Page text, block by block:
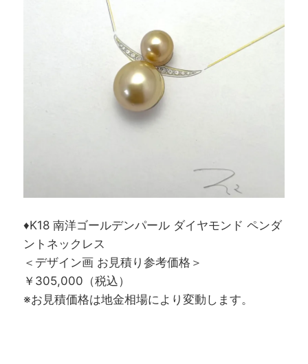
♦K18 南洋ゴールデンパール ダイヤモンド ペンダ
ントネックレス
＜デザイン画 お見積り参考価格＞
￥305,000（税込）
※お見積価格は地金相場により変動します。